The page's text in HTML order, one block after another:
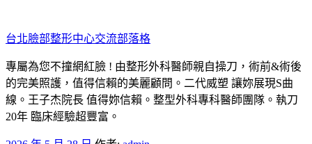
至
主
要
內
容
台北臉部整形中心交流部落格
專屬為您不撞網紅臉 ! 由整形外科醫師親自操刀，術前&術後
的完美照護，值得信賴的美麗顧問。二代威塑 讓妳展現S曲
線。王子杰院長 值得妳信賴。整型外科專科醫師團隊。執刀
20年 臨床經驗超豐富。